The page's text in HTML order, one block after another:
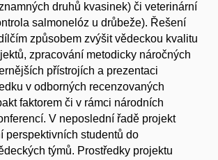
druhů kvasinek) či veterinární
salmonelóz u drůbeže). Řešení
způsobem zvýšit vědeckou kvalitu
zpracování metodicky náročných
přístrojích a prezentaci
v odborných recenzovaných
faktorem či v rámci národních
V neposlední řadě projekt
perspektivních studentů do
týmů. Prostředky projektu